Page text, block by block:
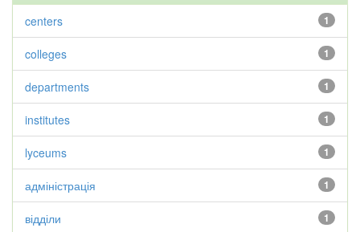
1
centers
1
colleges
1
departments
1
institutes
1
lyceums
1
адміністрація
1
відділи